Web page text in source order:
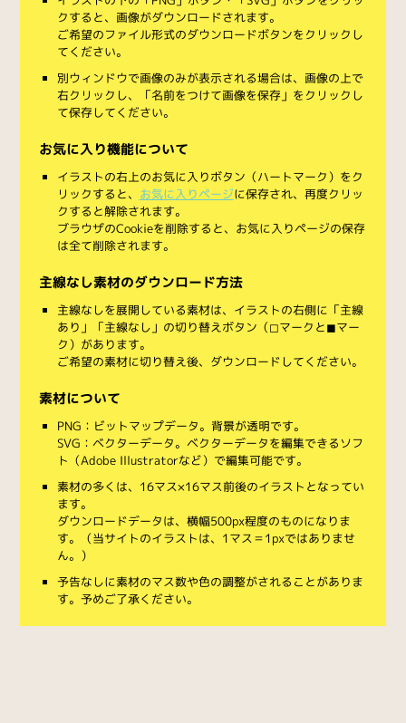
クすると、画像がダウンロードされます。
ご希望のファイル形式のダウンロードボタンをクリックし
てください。
別ウィンドウで画像のみが表示される場合は、画像の上で
右クリックし、「名前をつけて画像を保存」をクリックし
て保存してください。
お気に入り機能について
イラストの右上のお気に入りボタン（ハートマーク）をク
リックすると、 お気に入りページに保存され、再度クリッ
クすると解除されます。
ブラウザのCookieを削除すると、お気に入りページの保存
は全て削除されます。
主線なし素材のダウンロード方法
主線なしを展開している素材は、イラストの右側に「主線
あり」「主線なし」の切り替えボタン（◻︎マークと◼︎マー
ク）があります。
ご希望の素材に切り替え後、ダウンロードしてください。
素材について
PNG：ビットマップデータ。背景が透明です。
SVG：ベクターデータ。ベクターデータを編集できるソフ
ト（Adobe Illustratorなど）で編集可能です。
素材の多くは、16マス×16マス前後のイラストとなってい
ます。
ダウンロードデータは、横幅500px程度のものになりま
す。（当サイトのイラストは、1マス＝1pxではありませ
ん。）
予告なしに素材のマス数や色の調整がされることがありま
す。予めご了承ください。